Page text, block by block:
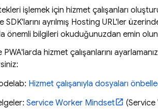
işlemek için hizmet çalışanları
ayrılmış Hosting URL'ler
önemli bilgileri okuduğunuzdan emin
PWA'larda hizmet çalışanlarını
Hizmet çalışanıyla dosyaları
Service Worker Mindset (Service